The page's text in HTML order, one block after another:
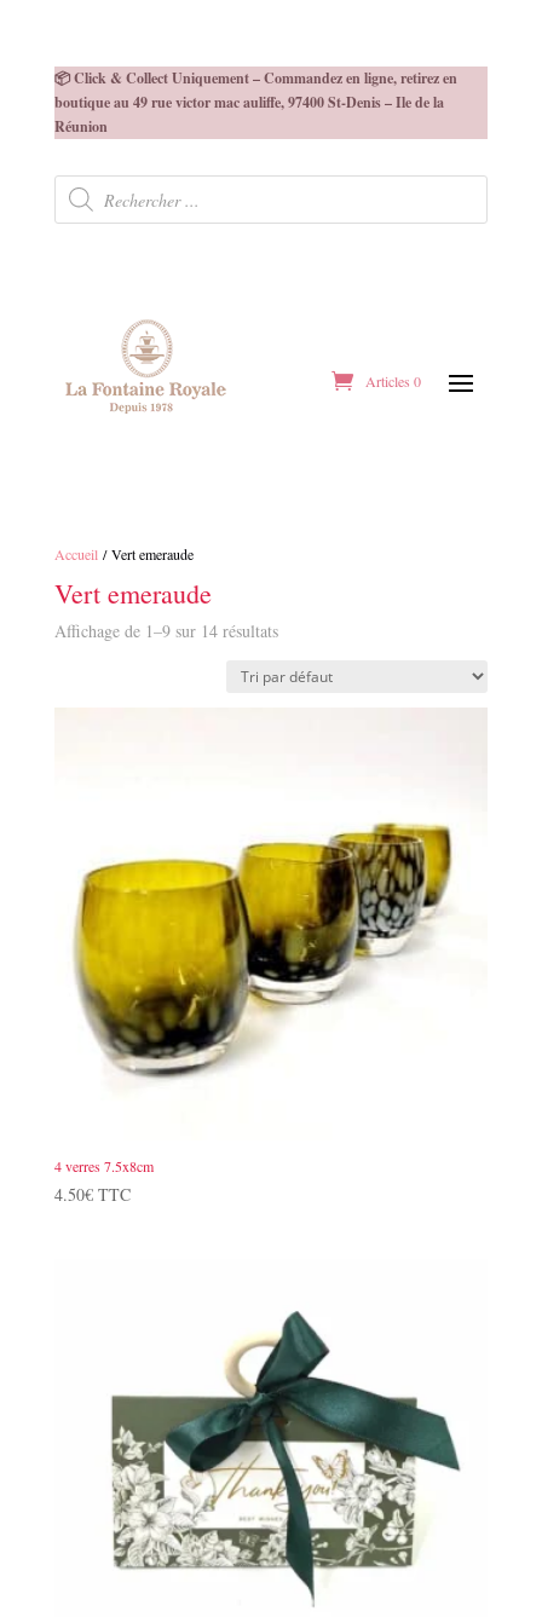
📦 Click & Collect Uniquement – Commandez en ligne, retirez en
boutique au 49 rue victor mac auliffe, 97400 St-Denis – Ile de la
Réunion
Recherche
produits
Articles 0
Accueil / Vert emeraude
Vert emeraude
Affichage de 1–9 sur 14 résultats
4 verres 7.5x8cm
4.50€ TTC